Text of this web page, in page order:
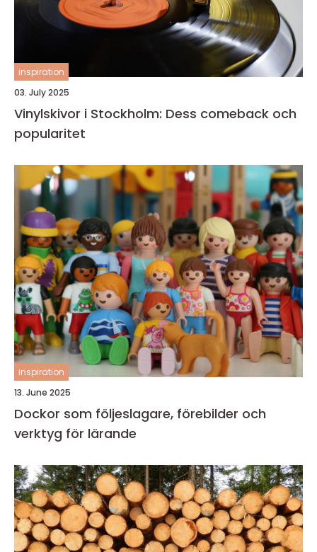
inspiration
03. July 2025
Vinylskivor i Stockholm: Dess comeback och
popularitet
inspiration
13. June 2025
Dockor som följeslagare, förebilder och
verktyg för lärande